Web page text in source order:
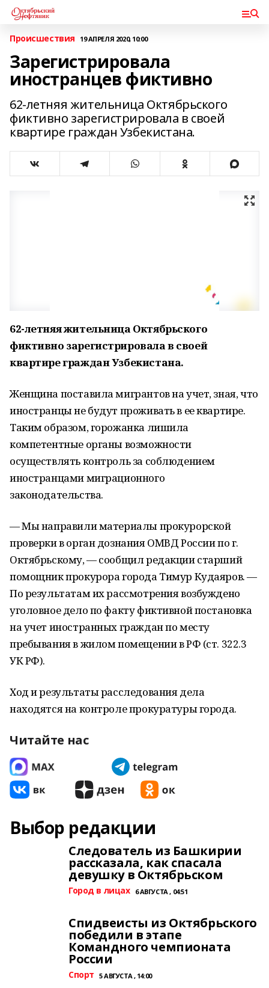
Происшествия 19 АПРЕЛЯ 2020, 10:00
Зарегистрировала
иностранцев фиктивно
62-летняя жительница Октябрьского
фиктивно зарегистрировала в своей
квартире граждан Узбекистана.
62-летняя жительница Октябрьского
фиктивно зарегистрировала в своей
квартире граждан Узбекистана.
Женщина поставила мигрантов на учет, зная, что
иностранцы не будут проживать в ее квартире.
Таким образом, горожанка лишила
компетентные органы возможности
осуществлять контроль за соблюдением
иностранцами миграционного
законодательства.
— Мы направили материалы прокурорской
проверки в орган дознания ОМВД России по г.
Октябрьскому, — сообщил редакции старший
помощник прокурора города Тимур Кудаяров. —
По результатам их рассмотрения возбуждено
уголовное дело по факту фиктивной постановка
на учет иностранных граждан по месту
пребывания в жилом помещении в РФ (ст. 322.3
УК РФ).
Ход и результаты расследования дела
находятся на контроле прокуратуры города.
Читайте нас
Выбор редакции
Следователь из Башкирии
рассказала, как спасала
девушку в Октябрьском
Город в лицах 6 АВГУСТА , 04:51
Спидвеисты из Октябрьского
победили в этапе
Командного чемпионата
России
Спорт 5 АВГУСТА , 14:00